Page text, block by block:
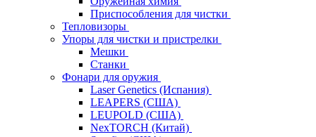
Приспособления для чистки
Тепловизоры
Упоры для чистки и пристрелки
Мешки
Станки
Фонари для оружия
Laser Genetics (Испания)
LEAPERS (США)
LEUPOLD (США)
NexTORCH (Китай)